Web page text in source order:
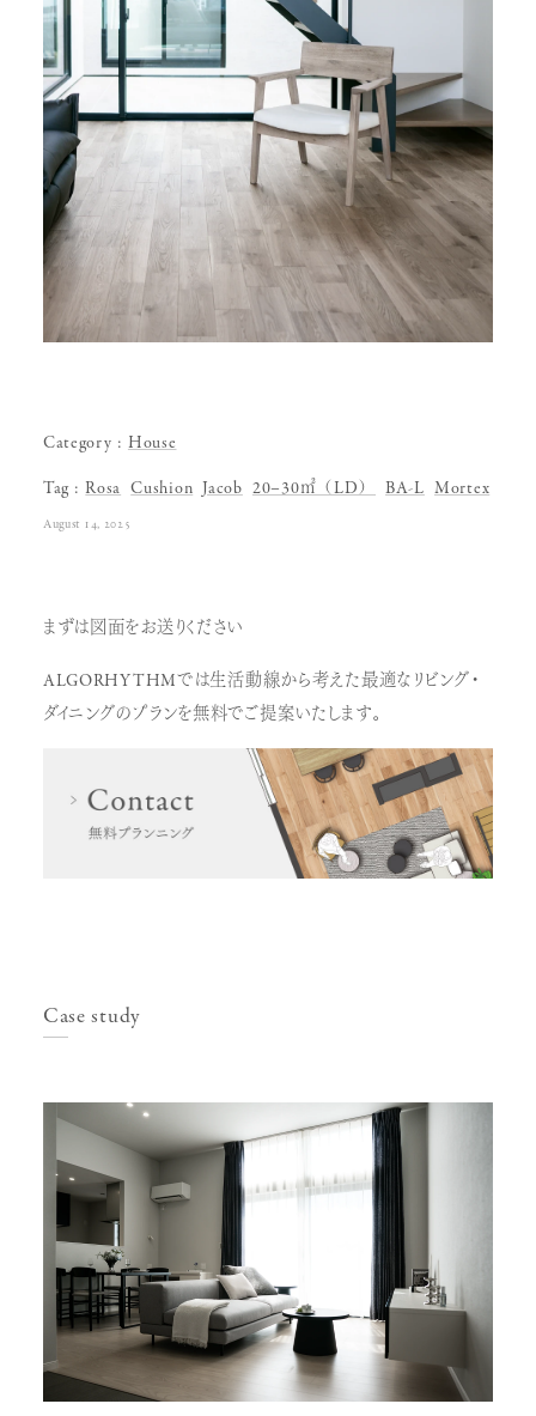
Category
House
Tag
Rosa Cushion Jacob 20–30㎡（LD） BA-L Mortex
August 14, 2025
まずは図面をお送りください
ALGORHYTHMでは生活動線から考えた最適なリビング・
ダイニングのプランを無料でご提案いたします。
Case study